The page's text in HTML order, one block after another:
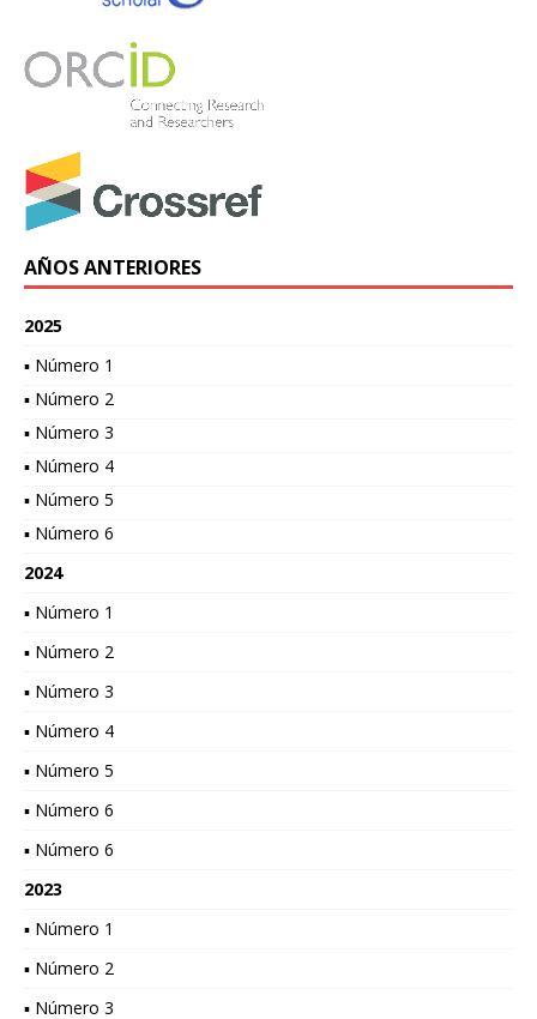
AÑOS ANTERIORES
2025
▪ Número 1
▪ Número 2
▪ Número 3
▪ Número 4
▪ Número 5
▪ Número 6
2024
▪ Número 1
▪ Número 2
▪ Número 3
▪ Número 4
▪ Número 5
▪ Número 6
▪ Número 6
2023
▪ Número 1
▪ Número 2
▪ Número 3